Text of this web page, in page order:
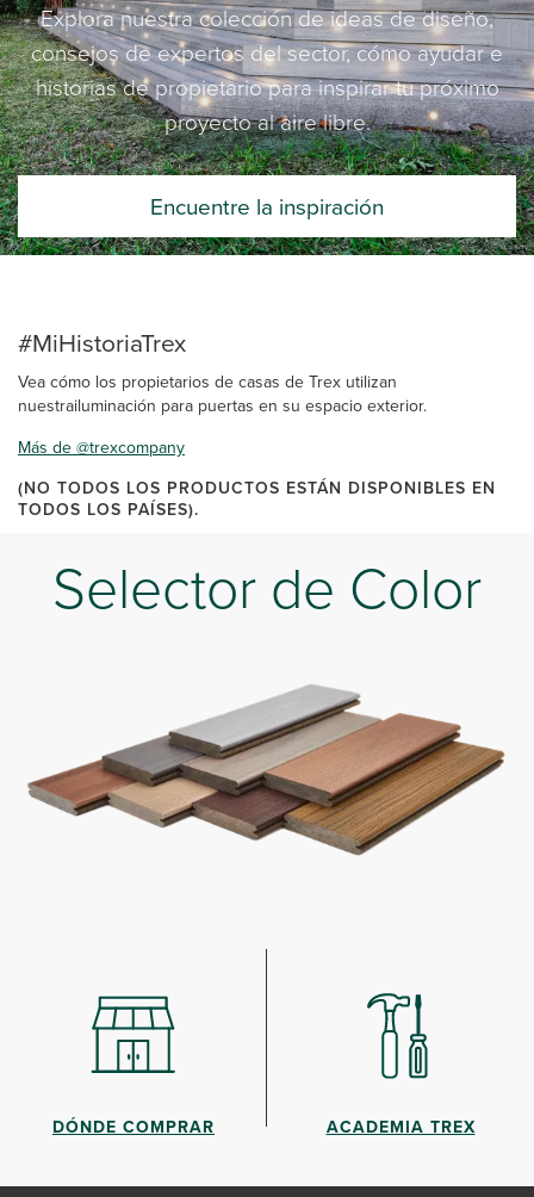
Explora nuestra colección de ideas de diseño,
consejos de expertos del sector, cómo ayudar e
historias de propietario para inspirar tu próximo
proyecto al aire libre.
Encuentre la inspiración
#MiHistoriaTrex
Vea cómo los propietarios de casas de Trex utilizan
nuestrailuminación para puertas en su espacio exterior.
Más de @trexcompany
(NO TODOS LOS PRODUCTOS ESTÁN DISPONIBLES EN
TODOS LOS PAÍSES).
Selector de Color
DÓNDE COMPRAR ACADEMIA TREX